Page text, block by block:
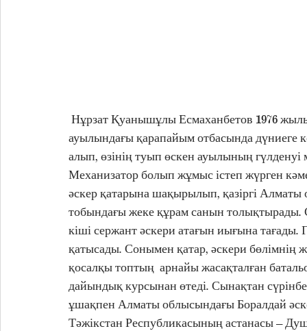
ауылындағы қарапайым отбасында дүниеге
алып, өзінің туып өскен ауылының гүлденуі
Механизатор болып жұмыс істеп жүрген
әскер қатарына шақырылып, қазіргі
тобындағы жеке құрам санын толықтырады.
кіші сержант әскери атағын иығына
қатысады. Сонымен қатар, әскери бөлімнің
қосалқы топтың  арнайы жасақталған
дайындық курсынан өтеді. Сынақтан
ұшақпен Алматы облысындағы Боралдай
Тәжікстан Республикасының астанасы –